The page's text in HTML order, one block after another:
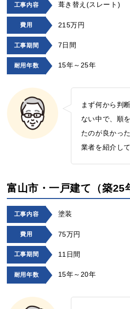
工事内容 葺き替え(スレート)
費用 215万円
工事期間 7日間
耐用年数 15年～25年
まず何から判
ない中で、順
たのが良かっ
業者を紹介し
富山市・一戸建て（築25
工事内容 塗装
費用 75万円
工事期間 11日間
耐用年数 15年～20年